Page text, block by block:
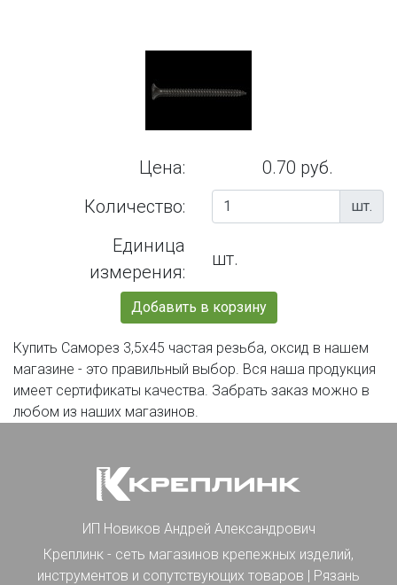
Цена:
0.70 руб.
Количество:
шт.
Единица
измерения:
шт.
Добавить в корзину
Купить Саморез 3,5х45 частая резьба, оксид в нашем
магазине - это правильный выбор. Вся наша продукция
имеет сертификаты качества. Забрать заказ можно в
любом из наших магазинов.
ИП Новиков Андрей Александрович
Креплинк - сеть магазинов крепежных изделий,
инструментов и сопутствующих товаров | Рязань